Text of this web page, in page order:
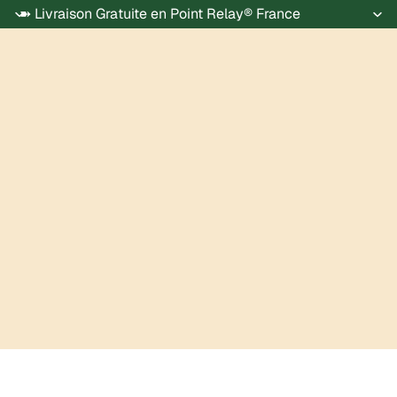
➽ Livraison Gratuite en Point Relay® France